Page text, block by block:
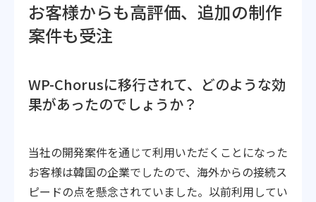
お客様からも高評価、追加の制作
案件も受注
WP-Chorusに移行されて、どのような効
果があったのでしょうか？
当社の開発案件を通じて利用いただくことになった
お客様は韓国の企業でしたので、海外からの接続ス
ピードの点を懸念されていました。以前利用してい